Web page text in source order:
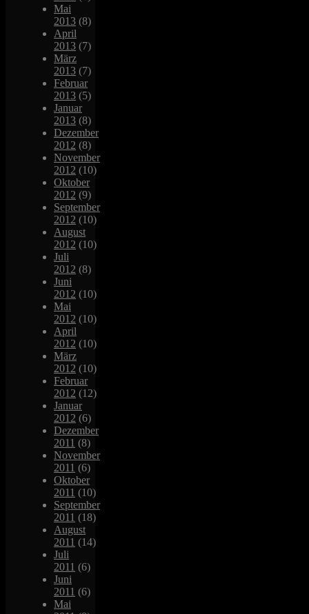
Mai
2013 (8)
April
2013 (7)
März
2013 (7)
Februar
2013 (5)
Januar
2013 (8)
Dezember
2012 (8)
November
2012 (10)
Oktober
2012 (9)
September
2012 (10)
August
2012 (10)
Juli
2012 (8)
Juni
2012 (10)
Mai
2012 (10)
April
2012 (10)
März
2012 (10)
Februar
2012 (12)
Januar
2012 (6)
Dezember
2011 (8)
November
2011 (6)
Oktober
2011 (10)
September
2011 (18)
August
2011 (14)
Juli
2011 (6)
Juni
2011 (6)
Mai